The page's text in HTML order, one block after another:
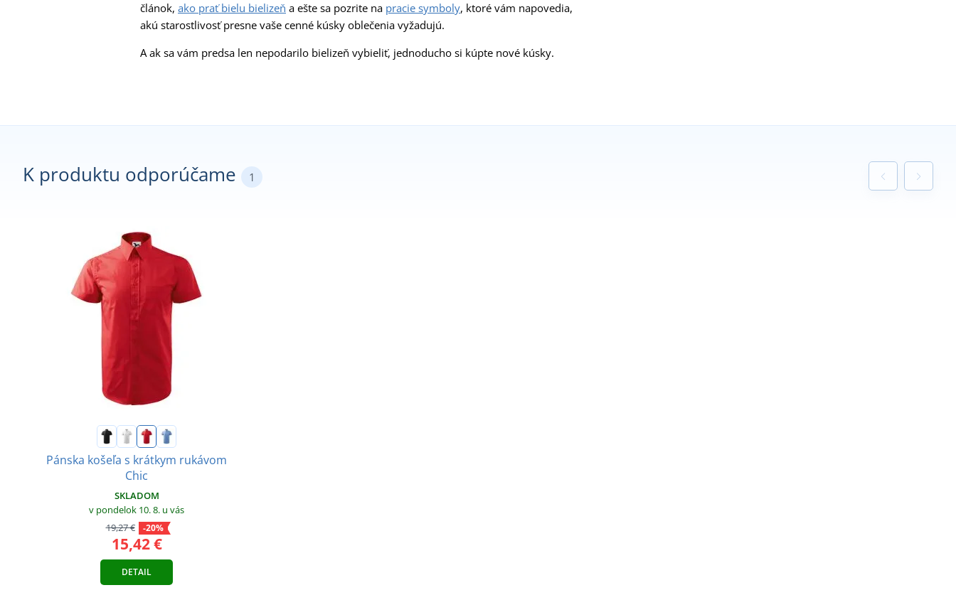
článok, ako prať bielu bielizeň a ešte sa pozrite na pracie symboly, ktoré vám napovedia,
akú starostlivosť presne vaše cenné kúsky oblečenia vyžadujú.
A ak sa vám predsa len nepodarilo bielizeň vybieliť, jednoducho si kúpte nové kúsky.
K produktu odporúčame 1
Pánska košeľa s krátkym rukávom
Chic
SKLADOM
v pondelok 10. 8. u vás
19,27 €
-20%
15,42 €
DETAIL